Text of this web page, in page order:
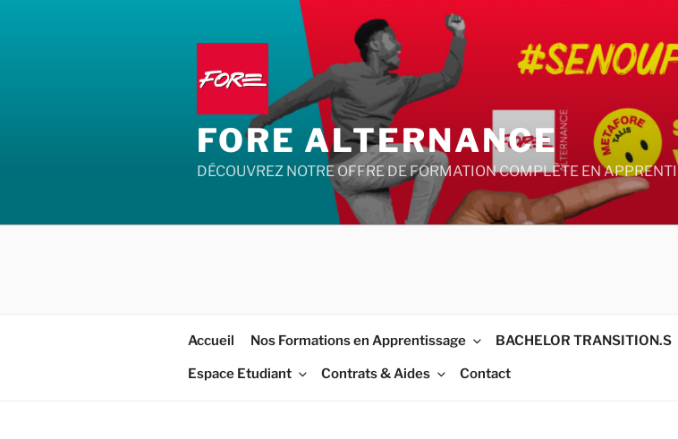
FORE ALTERNANCE
DÉCOUVREZ NOTRE OFFRE DE FORMATION COMPLÈTE EN
Accueil Nos Formations en Apprentissage BACHELOR TRANSITION.S
Espace Etudiant Contrats & Aides Contact